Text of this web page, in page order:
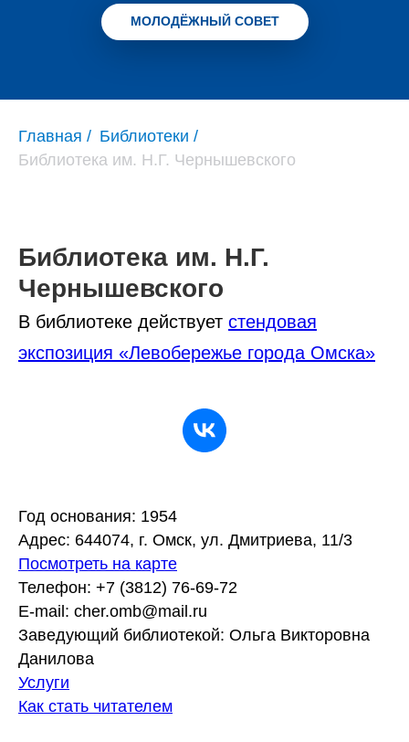
МОЛОДЁЖНЫЙ СОВЕТ
Главная / Библиотеки /
Библиотека им. Н.Г. Чернышевского
Библиотека им. Н.Г.
Чернышевского
В библиотеке действует стендовая
экспозиция «Левобережье города Омска»
Год основания: 1954
Адрес: 644074, г. Омск, ул. Дмитриева, 11/3
Посмотреть на карте
Телефон: +7 (3812) 76-69-72
E-mail: cher.omb@mail.ru
Заведующий библиотекой: Ольга Викторовна
Данилова
Услуги
Как стать читателем